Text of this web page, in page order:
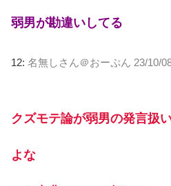
弱男が勘違いしてる
12: 名無しさん＠おーぷん 23/10/
クズモテ論が弱男の発言扱
よな